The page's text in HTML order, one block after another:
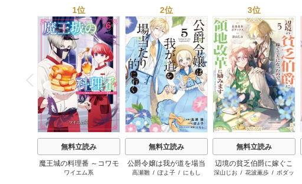
P
r
e
v
i
o
u
s
1位
無料立読み
魔王城の料理番 ～コワモ
テ魔族ばかりだけど、ホ
ワイエム系
2位
無料立読み
公爵令嬢は我が道を場当
たり的に行く
高瀬雛 / ぽよ子 / にもし
3位
無料立読み
辺境の貧乏伯爵に嫁ぐこ
とになったので領地改革
深山じお / 花波薫歩 / ボダッ